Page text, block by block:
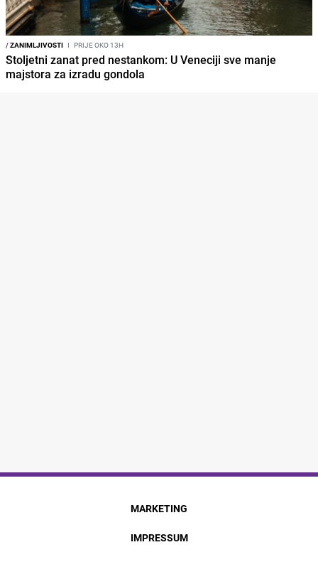
/ZANIMLJIVOSTI I PRIJE OKO 13H
Stoljetni zanat pred nestankom: U Veneciji sve manje
majstora za izradu gondola
MARKETING
IMPRESSUM